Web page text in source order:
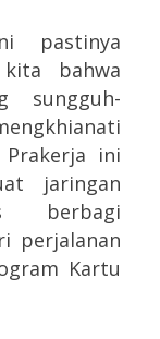
pastinya
bahwa
sungguh-
Prakerja ini
jaringan
berbagi
perjalanan
Kartu